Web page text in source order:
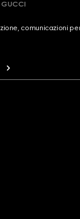
GUCCI
comunicazioni